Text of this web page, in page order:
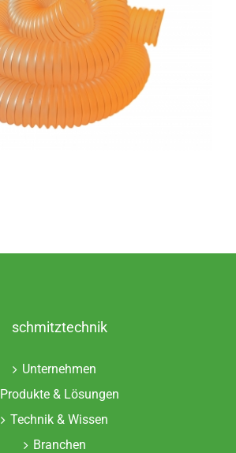
schmitztechnik
Unternehmen
Produkte & Lösungen
Technik & Wissen
Branchen